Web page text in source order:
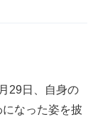
29日、自身の
なった姿を披